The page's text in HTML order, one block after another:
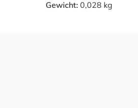
Gewicht: 0,028 kg